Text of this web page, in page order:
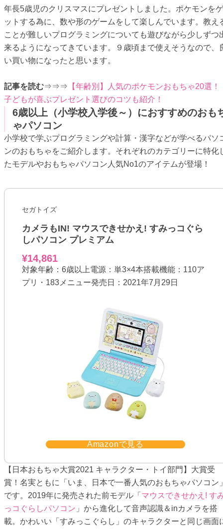
年長5歳児のクリスマスにプレゼントしました。ポケモンをゲ
ットする為に、数や形のゲームをして楽しんでいます。教え
ことが難しいプログラミングについても遊びながら少しずつ
来るようになってきています。９歳頃まで使えそうなので、
い買い物になったと思います。
記事を読む⇒⇒⇒ 【年齢別】人気のポケモンおもちゃ20選！
子どもが喜ぶプレゼント選びのコツも紹介！
6歳以上（小学校入学後～）におすすめのおも
ゃパソコン
小学校で学ぶプログラミングや計算・漢字などが学べるパソ
ンのおもちゃをご紹介します。それぞれのカテゴリーに特化
たモデルやおもちゃパソコン人気No1のアイテムが登場！
セガトイズ
カメラもIN! マウスできせかえ! すみっコぐら
しパソコン プレミアム
¥14,861
対象年齢：6歳以上電源：単3×4本搭載機能：110ア
プリ・183メニュー発売日：2021年7月29日
Amazonで見る
【日本おもちゃ大賞2021 キャラクター・トイ部門】大賞受
賞！名実ともに「いま、日本で一番人気のおもちゃパソコン
です。2019年に発売された前モデル「 マウスできせかえ! す
っコぐらしパソコン 」から進化して音声認識＆inカメラを搭
載。かわいい「すみっこぐらし」のキャラクターと同じ画面